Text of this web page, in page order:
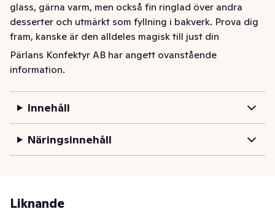
glass, gärna varm, men också fin ringlad över andra
desserter och utmärkt som fyllning i bakverk. Prova dig
fram, kanske är den alldeles magisk till just din
favoritdessert. Eller, för all del, varför inte skopa in den i
munnen precis som den är!
Underbart gott som topping på glass och andra
Pärlans Konfektyr AB har angett ovanstående
information.
Innehåll
Näringsinnehåll
Liknande